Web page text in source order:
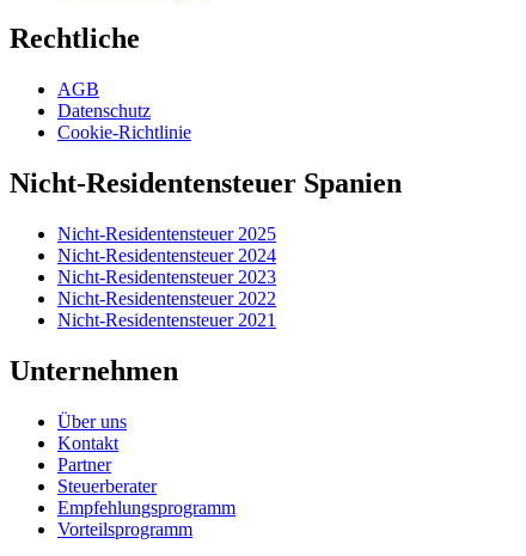
Rechtliche
AGB
Datenschutz
Cookie-Richtlinie
Nicht-Residentensteuer Spanien
Nicht-Residentensteuer 2025
Nicht-Residentensteuer 2024
Nicht-Residentensteuer 2023
Nicht-Residentensteuer 2022
Nicht-Residentensteuer 2021
Unternehmen
Über uns
Kontakt
Partner
Steuerberater
Empfehlungsprogramm
Vorteilsprogramm